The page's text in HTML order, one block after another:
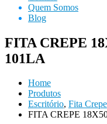
Quem Somos
Blog
FITA CREPE
101LA
Home
Produtos
Escritório, Fita Crepe
FITA CREPE